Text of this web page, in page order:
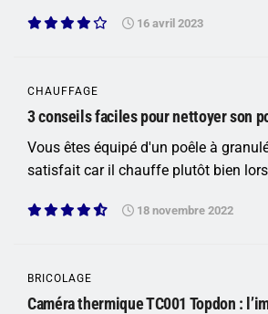
16 avril 2023
CHAUFFAGE
3 conseils faciles pour nettoyer son
Vous êtes équipé d'un poêle à
satisfait car il chauffe plutôt bien lors
18 novembre 2022
BRICOLAGE
Caméra thermique TC001 Topdon :